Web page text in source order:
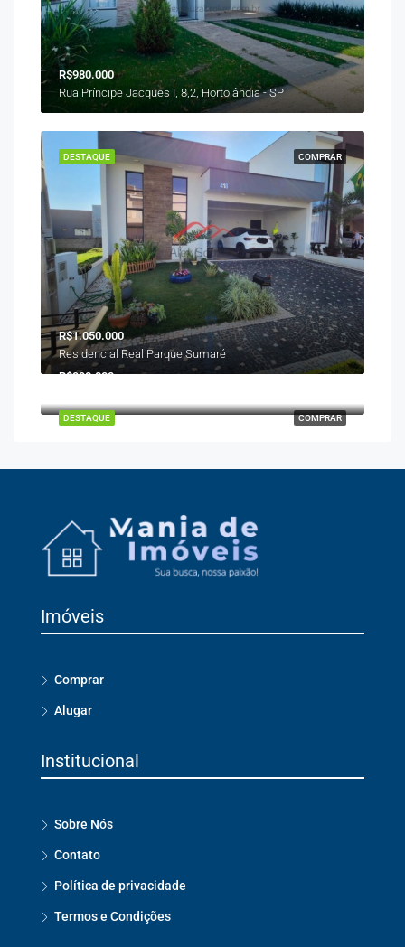
R$980.000
Rua Príncipe Jacques I, 8,2, Hortolândia - SP
COMPRAR
DESTAQUE
R$1.050.000
Residencial Real Parque Sumaré
COMPRAR
DESTAQUE
R$990.000
Imóveis
Comprar
Alugar
Institucional
Sobre Nós
Contato
Política de privacidade
Termos e Condições